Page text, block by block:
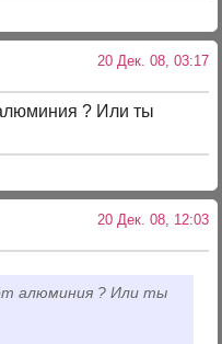
20 Дек. 08, 03:17
? Или ты
20 Дек. 08, 12:03
алюминия ? Или ты